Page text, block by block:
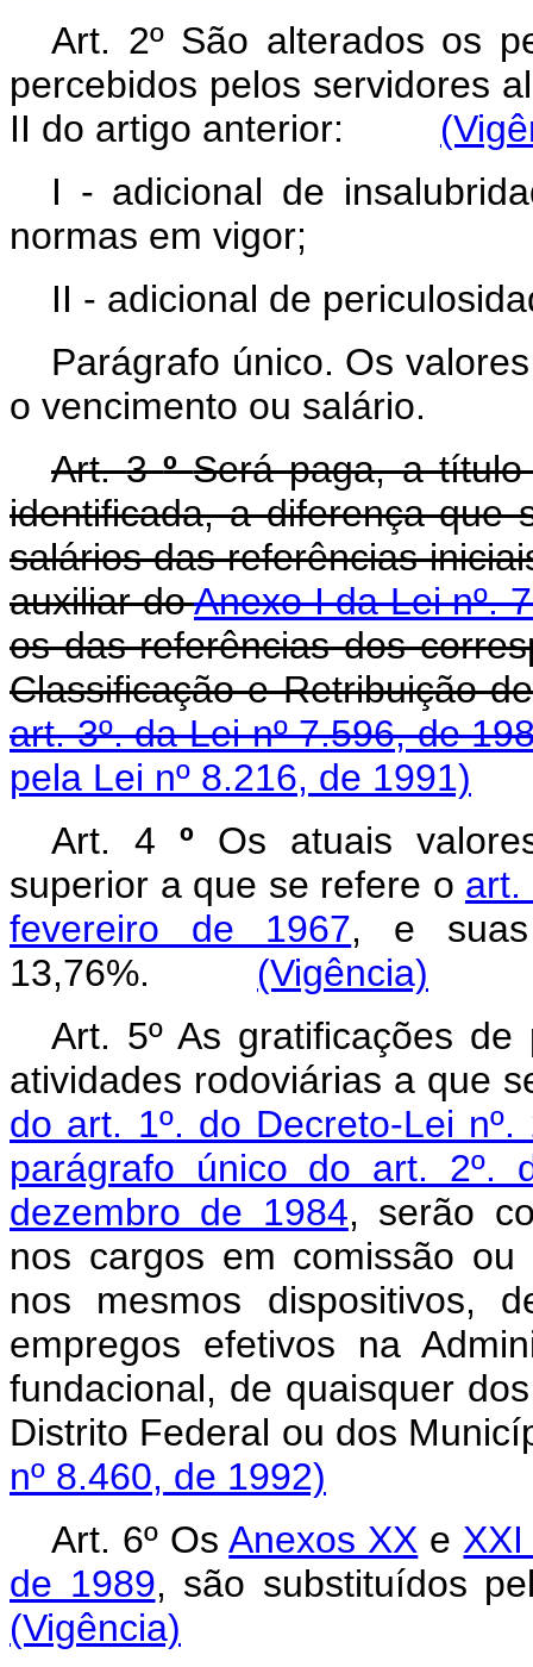
Art. 2º São alterados os
percebidos pelos servidores
II do artigo anterior:
I - adicional de
normas em vigor;
II - adicional de
Parágrafo único. Os
o vencimento ou salário.
Art. 3ºSerá paga, a título
identificada, a diferença que
salários das referências
auxiliar doAnexo I da Lei nº.
os das referências dos
Classificação e Retribuição
art. 3º. da Lei nº 7.596, de
pela Lei nº 8.216, de 1991)
Art. 4 º Os atuais
superior a que se refere o art.
fevereiro de 1967, e suas
13,76%. (Vigência)
Art. 5º As gratificações
atividades rodoviárias a que
do art. 1º. do Decreto-Lei
parágrafo único do art. 2º.
dezembro de 1984, serão
nos cargos em comissão
nos mesmos dispositivos,
empregos efetivos na
fundacional, de quaisquer
Distrito Federal ou dos
nº 8.460, de 1992)
Art. 6º OsAnexos XX e
de 1989, são substituídos
(Vigência)